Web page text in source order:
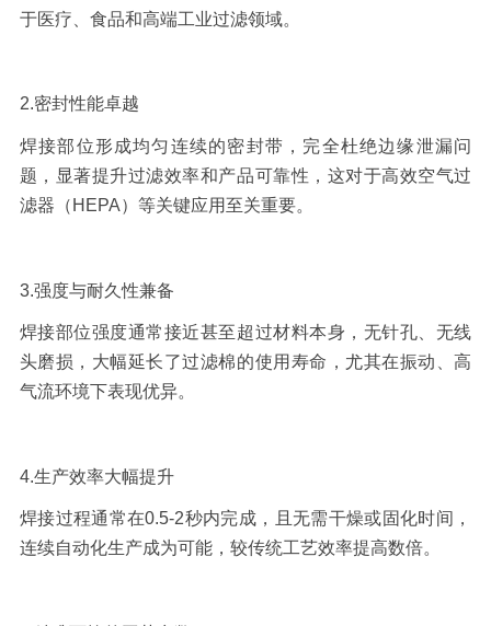
于医疗、食品和高端工业过滤领域。
2.密封性能卓越
焊接部位形成均匀连续的密封带，完全杜绝边缘泄漏问
题，显著提升过滤效率和产品可靠性，这对于高效空气过
滤器（ HEPA）等关键应用至关重要。
3.强度与耐久性兼备
焊接部位强度通常接近甚至超过材料本身，无针孔、无线
头磨损，大幅延长了过滤棉的使用寿命，尤其在振动、高
气流环境下表现优异。
4.生产效率大幅提升
焊接过程通常在0.5-2秒内完成，且无需干燥或固化时间，
连续自动化生产成为可能，较传统工艺效率提高数倍。